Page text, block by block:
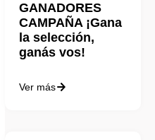
GANADORES
CAMPAÑA ¡Gana
la selección,
ganás vos!
Ver más